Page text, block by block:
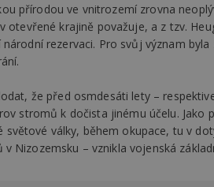
přírodou ve vnitrozemí zrovna
otevřené krajině považuje, a z tzv.
rezervaci. Pro svůj význam
že před osmdesáti lety –
stromů k dočista jinému účelu. Jako
světové války, během okupace, tu v
Nizozemsku – vznikla vojenská